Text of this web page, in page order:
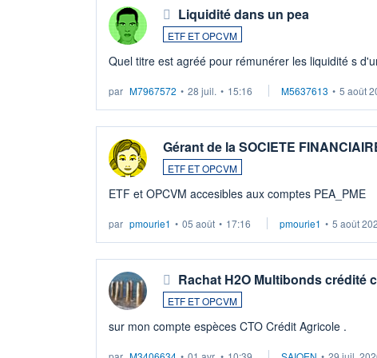
Liquidité dans un pea
ETF ET OPCVM
Quel titre est agréé pour rémunérer les liquidité s
par M7967572 • 28 juil. • 15:16 M5637613 • 5 août
Gérant de la SOCIETE
ETF ET OPCVM
ETF et OPCVM accesibles aux comptes PEA_PME
par pmourie1 • 05 août • 17:16 pmourie1 • 5 août
Rachat H2O Multibonds crédité
ETF ET OPCVM
sur mon compte espèces CTO Crédit Agricole .